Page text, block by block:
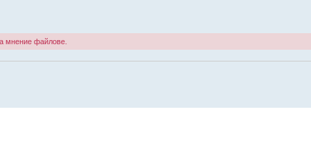
мнение файлове.